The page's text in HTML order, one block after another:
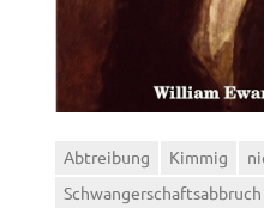
Abtreibung Kimmig
Schwangerschaftsabbruch